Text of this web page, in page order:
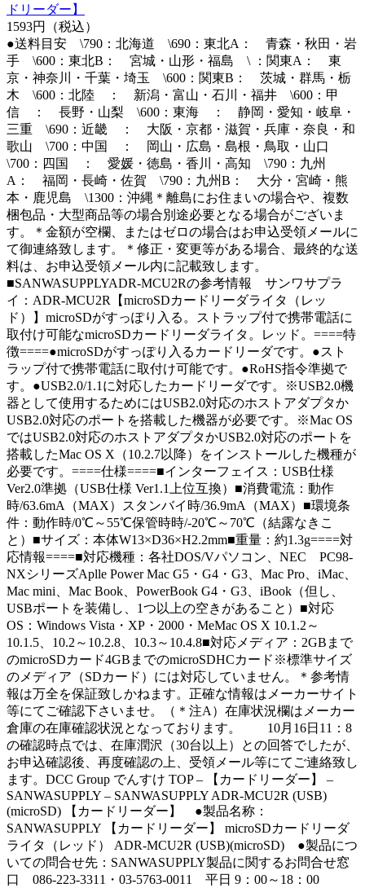
ドリーダー】
1593円（税込）
●送料目安 \790：北海道 \690：東北A： 青森・秋田・岩
手 \600：東北B： 宮城・山形・福島 \ ：関東A： 東
京・神奈川・千葉・埼玉 \600：関東B： 茨城・群馬・栃
木 \600：北陸 ： 新潟・富山・石川・福井 \600：甲
信 ： 長野・山梨 \600：東海 ： 静岡・愛知・岐阜・
三重 \690：近畿 ： 大阪・京都・滋賀・兵庫・奈良・和
歌山 \700：中国 ： 岡山・広島・島根・鳥取・山口
\700：四国 ： 愛媛・徳島・香川・高知 \790：九州
A： 福岡・長崎・佐賀 \790：九州B： 大分・宮崎・熊
本・鹿児島 \1300：沖縄＊離島にお住まいの場合や、複数
梱包品・大型商品等の場合別途必要となる場合がございま
す。＊金額が空欄、またはゼロの場合はお申込受領メールに
て御連絡致します。＊修正・変更等がある場合、最終的な送
料は、お申込受領メール内に記載致します。
■SANWASUPPLYADR-MCU2Rの参考情報 サンワサプラ
イ：ADR-MCU2R【microSDカードリーダライタ（レッ
ド）】microSDがすっぽり入る。ストラップ付で携帯電話に
取付け可能なmicroSDカードリーダライタ。レッド。====特
徴====●microSDがすっぽり入るカードリーダです。●スト
ラップ付で携帯電話に取付け可能です。●RoHS指令準拠で
す。●USB2.0/1.1に対応したカードリーダです。※USB2.0機
器として使用するためにはUSB2.0対応のホストアダプタか
USB2.0対応のポートを搭載した機器が必要です。※Mac OS
ではUSB2.0対応のホストアダプタかUSB2.0対応のポートを
搭載したMac OS X（10.2.7以降）をインストールした機種が
必要です。====仕様====■インターフェイス：USB仕様
Ver2.0準拠（USB仕様 Ver1.1上位互換）■消費電流：動作
時/63.6mA（MAX）スタンバイ時/36.9mA（MAX）■環境条
件：動作時/0℃～55℃保管時時/-20℃～70℃（結露なきこ
と）■サイズ：本体W13×D36×H2.2mm■重量：約1.3g====対
応情報====■対応機種：各社DOS/Vパソコン、NEC PC98-
NXシリーズAplle Power Mac G5・G4・G3、Mac Pro、iMac、
Mac mini、Mac Book、PowerBook G4・G3、iBook（但し、
USBポートを装備し、1つ以上の空きがあること）■対応
OS：Windows Vista・XP・2000・MeMac OS X 10.1.2～
10.1.5、10.2～10.2.8、10.3～10.4.8■対応メディア：2GBまで
のmicroSDカード4GBまでのmicroSDHCカード※標準サイズ
のメディア（SDカード）には対応していません。＊参考情
報は万全を保証致しかねます。正確な情報はメーカーサイト
等にてご確認下さいませ。（＊注A）在庫状況欄はメーカー
倉庫の在庫確認状況となっております。 10月16日11：8
の確認時点では、在庫潤沢（30台以上）との回答でしたが、
お申込確認後、再度確認の上、受領メール等にてご連絡致し
ます。DCC Group でんすけ TOP – 【カードリーダー】 –
SANWASUPPLY – SANWASUPPLY ADR-MCU2R (USB)
(microSD) 【カードリーダー】 ●製品名称：
SANWASUPPLY 【カードリーダー】 microSDカードリーダ
ライタ（レッド） ADR-MCU2R (USB)(microSD) ●製品につ
いての問合せ先：SANWASUPPLY製品に関するお問合せ窓
口 086-223-3311・03-5763-0011 平日 9：00～18：00